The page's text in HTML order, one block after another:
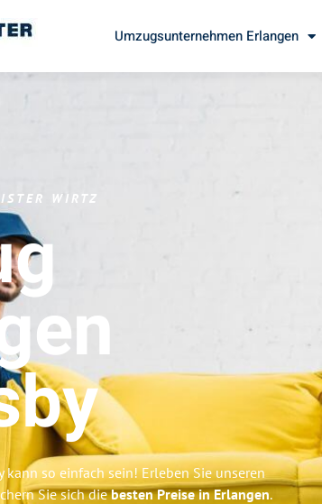
Umzugsunternehmen Erlangen
WIRTZ
kann so einfach sein! Erleben Sie unseren
Sie sich diebesten Preise in Erlangen.